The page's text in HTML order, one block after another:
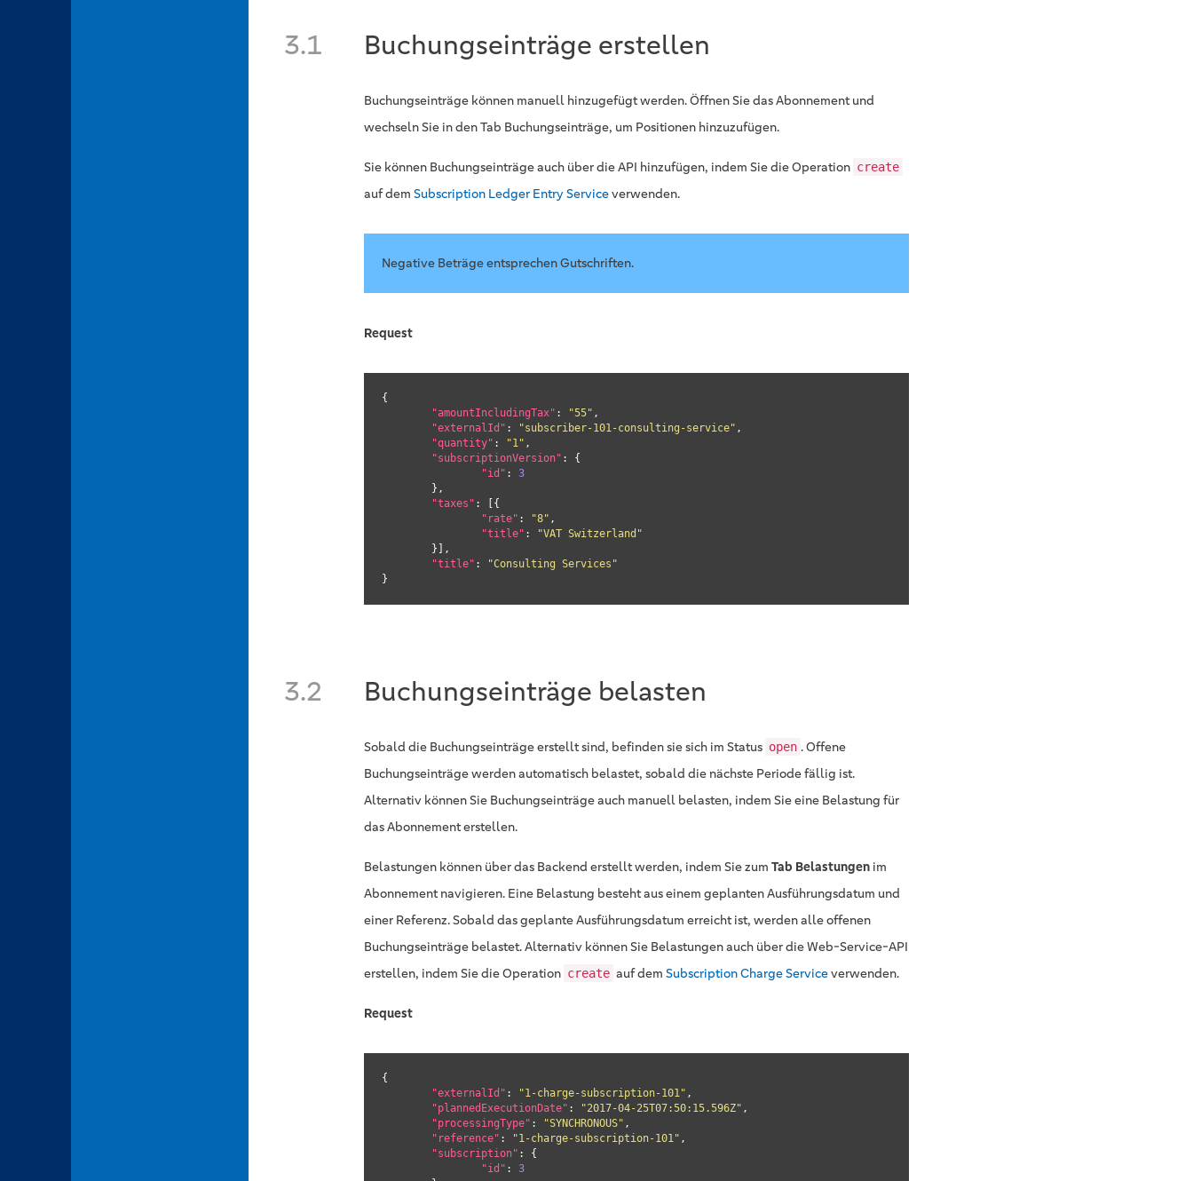
3.1 Buchungseinträge erstellen
Buchungseinträge können manuell hinzugefügt werden. Öffnen Sie das Abonnement und
wechseln Sie in den Tab Buchungseinträge, um Positionen hinzuzufügen.
Sie können Buchungseinträge auch über die API hinzufügen, indem Sie die Operation create
auf dem Subscription Ledger Entry Serviceverwenden.
Negative Beträge entsprechen Gutschriften.
Request
{
"amountIncludingTax" : "55" ,
"externalId" : "subscriber-101-consulting-service" ,
"quantity" : "1" ,
"subscriptionVersion" : {
"id" : 3
"taxes" : [{
"rate" : "8" ,
"title" :
"VAT Switzerland"
"title" :
"Consulting Services"
}
3.2 Buchungseinträge belasten
Sobald die Buchungseinträge erstellt sind, befinden sie sich im Status open . Offene
Buchungseinträge werden automatisch belastet, sobald die nächste Periode fällig ist.
Alternativ können Sie Buchungseinträge auch manuell belasten, indem Sie eine Belastung für
das Abonnement erstellen.
Belastungen können über das Backend erstellt werden, indem Sie zum Tab Belastungen im
Abonnement navigieren. Eine Belastung besteht aus einem geplanten Ausführungsdatum und
einer Referenz. Sobald das geplante Ausführungsdatum erreicht ist, werden alle offenen
Buchungseinträge belastet. Alternativ können Sie Belastungen auch über die Web-Service-API
erstellen, indem Sie die Operation create auf dem Subscription Charge Serviceverwenden.
Request
{
"externalId" : "1-charge-subscription-101" ,
"plannedExecutionDate" : "2017-04-25T07:50:15.596Z" ,
"processingType" : "SYNCHRONOUS" ,
"reference" : "1-charge-subscription-101" ,
"subscription" : {
"id" : 3